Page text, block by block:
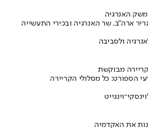
משק האנרגיה
ארה"ב, שר האנרגיה ובכירי התעשייה
ולסביבה
מבוקשת
הספורט: כל מסלולי הקריירה
את האקדמיה